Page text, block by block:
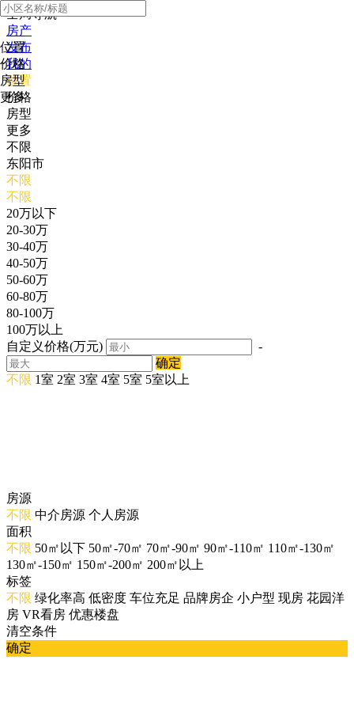
全局导航
房产
发布
我的
位置
价格
房型
更多
位置
价格
房型
更多
不限
东阳市
不限
不限
20万以下
20-30万
30-40万
40-50万
50-60万
60-80万
80-100万
100万以上
自定义价格(万元)
-
确定
不限 1室 2室 3室 4室 5室 5室以上
房源
不限 中介房源 个人房源
面积
不限 50㎡以下 50㎡-70㎡ 70㎡-90㎡ 90㎡-110㎡ 110㎡-130㎡
130㎡-150㎡ 150㎡-200㎡ 200㎡以上
标签
不限 绿化率高 低密度 车位充足 品牌房企 小户型 现房 花园洋
房 VR看房 优惠楼盘
清空条件
确定